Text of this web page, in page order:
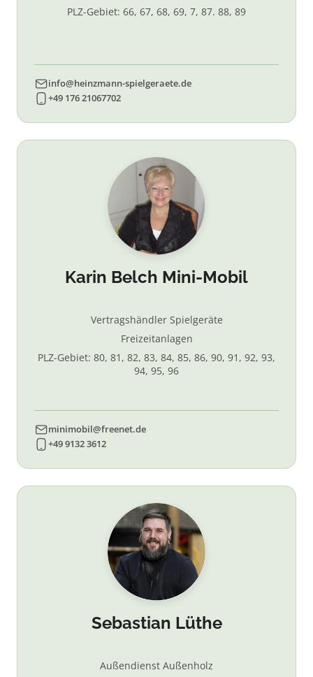
PLZ-Gebiet: 66, 67, 68, 69, 7, 87. 88, 89
info@heinzmann-spielgeraete.de
+49 176 21067702
Karin Belch Mini-Mobil
Vertragshändler Spielgeräte
Freizeitanlagen
PLZ-Gebiet: 80, 81, 82, 83, 84, 85, 86, 90, 91, 92, 93,
94, 95, 96
minimobil@freenet.de
+49 9132 3612
Sebastian Lüthe
Außendienst Außenholz